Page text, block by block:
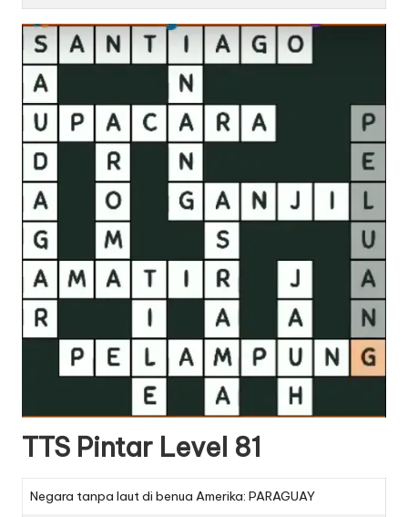
TTS Pintar Level 81
Negara tanpa laut di benua Amerika: PARAGUAY